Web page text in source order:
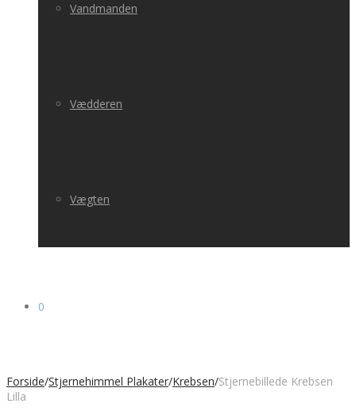
Vandmanden
Vædderen
Vægten
0
Forside/Stjernehimmel Plakater/Krebsen/Stjernebillede Krebsen
Lilla